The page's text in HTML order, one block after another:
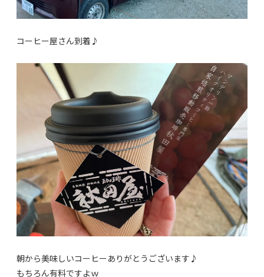
コーヒー屋さん到着♪
朝から美味しいコーヒーありがとうございます♪
もちろん有料ですよｗ